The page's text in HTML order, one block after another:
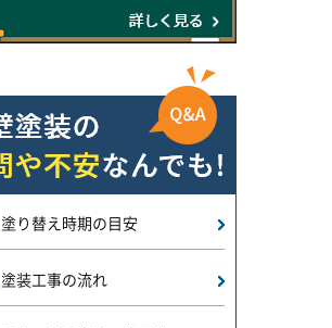
塗り替え時期の目安
塗装工事の流れ